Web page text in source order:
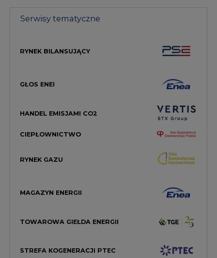
Serwisy tematyczne
RYNEK BILANSUJĄCY
GŁOS ENEI
HANDEL EMISJAMI CO2
CIEPŁOWNICTWO
RYNEK GAZU
MAGAZYN ENERGII
TOWAROWA GIEŁDA ENERGII
STREFA KOGENERACJI PTEC